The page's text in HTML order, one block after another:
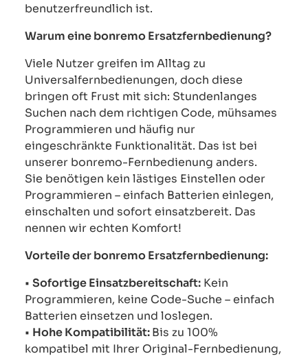
benutzerfreundlich ist.
Warum eine bonremo Ersatzfernbedienung?
Viele Nutzer greifen im Alltag zu
Universalfernbedienungen, doch diese
bringen oft Frust mit sich: Stundenlanges
Suchen nach dem richtigen Code, mühsames
Programmieren und häufig nur
eingeschränkte Funktionalität. Das ist bei
unserer bonremo-Fernbedienung anders.
Sie benötigen kein lästiges Einstellen oder
Programmieren – einfach Batterien einlegen,
einschalten und sofort einsatzbereit. Das
nennen wir echten Komfort!
Vorteile der bonremo Ersatzfernbedienung:
• Sofortige Einsatzbereitschaft: Kein
Programmieren, keine Code-Suche – einfach
Batterien einsetzen und loslegen.
• Hohe Kompatibilität:Bis zu 100%
kompatibel mit Ihrer Original-Fernbedienung,